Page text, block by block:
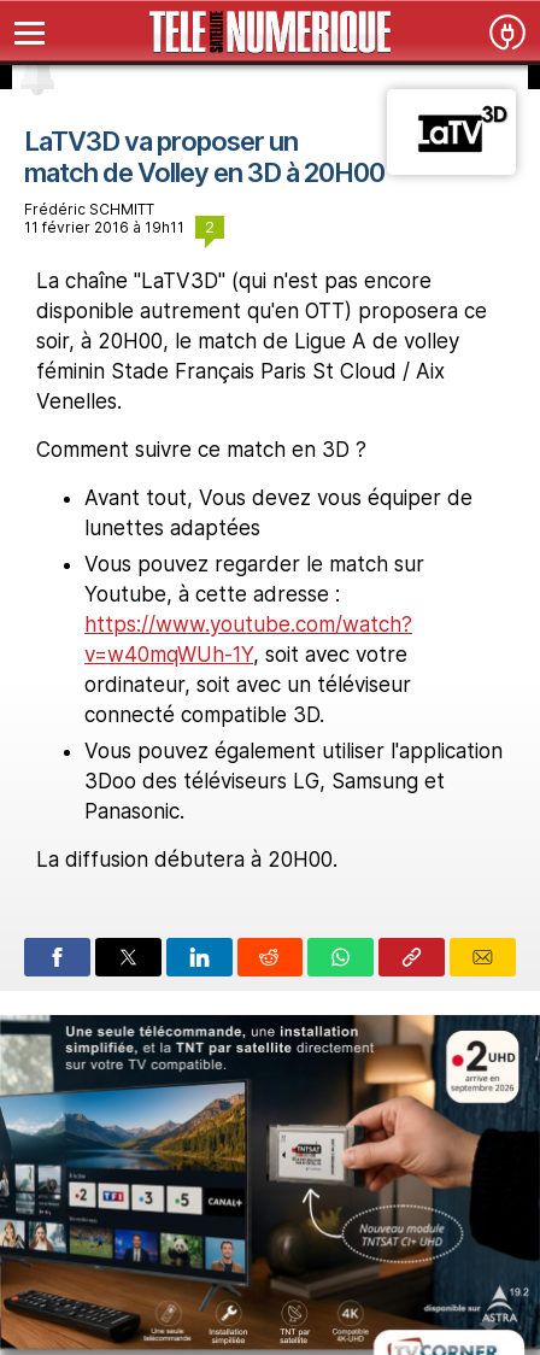
LaTV3D va proposer un
match de Volley en 3D à 20H00
Frédéric SCHMITT
11 février 2016 à 19h11
2
La chaîne "LaTV3D" (qui n'est pas encore
disponible autrement qu'en OTT) proposera ce
soir, à 20H00, le match de Ligue A de volley
féminin Stade Français Paris St Cloud / Aix
Venelles.
Comment suivre ce match en 3D ?
Avant tout, Vous devez vous équiper de
lunettes adaptées
Vous pouvez regarder le match sur
Youtube, à cette adresse :
https://www.youtube.com/watch?
v=w40mqWUh-1Y, soit avec votre
ordinateur, soit avec un téléviseur
connecté compatible 3D.
Vous pouvez également utiliser l'application
3Doo des téléviseurs LG, Samsung et
Panasonic.
La diffusion débutera à 20H00.